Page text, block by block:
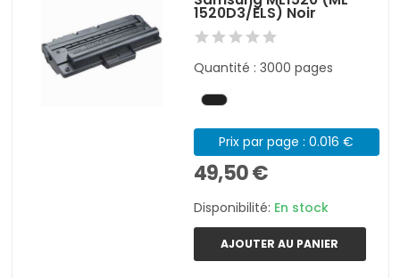
1520D3/ELS) Noir
Quantité : 3000 pages
Prix par page : 0.016 €
49,50 €
Disponibilité: En stock
AJOUTER AU PANIER